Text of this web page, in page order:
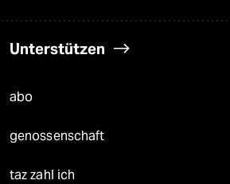
Unterstützen
abo
genossenschaft
taz zahl ich